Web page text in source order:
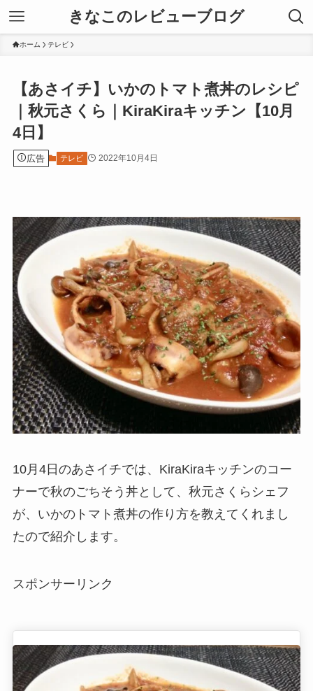
きなこのレビューブログ
ホーム テレビ
【あさイチ】いかのトマト煮丼のレシピ
｜秋元さくら｜KiraKiraキッチン【10月
4日】
広告 テレビ 2022年10月4日
10月4日のあさイチでは、KiraKiraキッチンのコー
ナーで秋のごちそう丼として、秋元さくらシェフ
が、いかのトマト煮丼の作り方を教えてくれまし
たので紹介します。
スポンサーリンク